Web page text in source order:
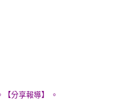
【分享報導】 。